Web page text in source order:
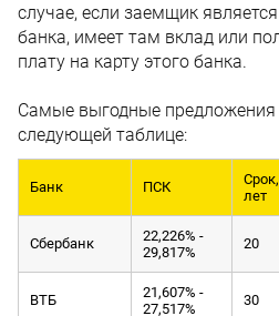
случае, если заемщик
банка, имеет там вклад или
плату на карту этого банка.
Самые выгодные
следующей таблице:
Банк ПСК
Срок,
лет
Сбербанк
22,226% -
29,817%
20
ВТБ
21,607% -
27,517%
30